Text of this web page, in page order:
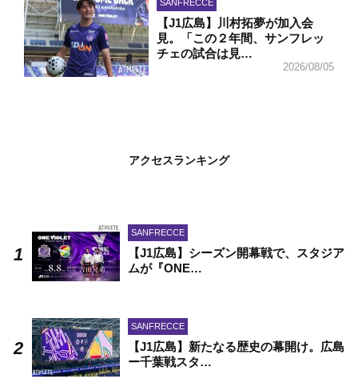
SANFRECCE
【J1広島】川村拓夢が加入会
見。「この２年間、サンフレッ
チェの試合は見…
2026/08/05
アクセスランキング
SANFRECCE
【J1広島】シーズン開幕戦で、スタジア
ムが『ONE…
SANFRECCE
【J1広島】新たなる歴史の幕開け。広島
ー千葉戦スタ…